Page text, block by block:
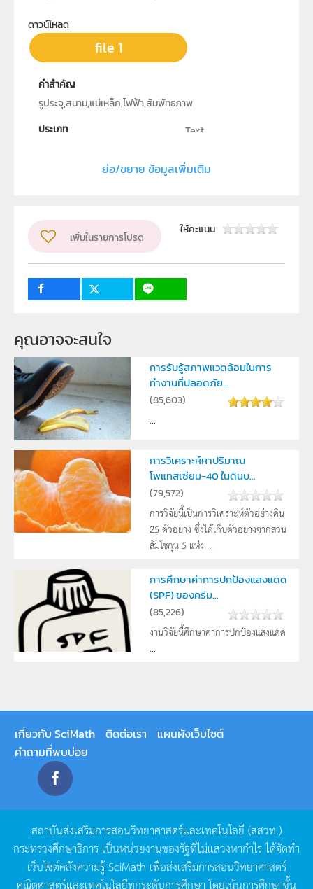
ดาวน์โหลด
file 1
คำสำคัญ
รูประจุ,สนาม,แม่เหล็ก,ไฟฟ้า,สัมพัทธภาพ
ประเภท
Text
สถาบันส่งเสริมการสอนวิทยาศาสตร์และเทคโนโลยี
กลุ่มเป้าหมาย
ครู, นักเรียน, บุคคลทั่วไป
ย่อ/ขยาย ข้อมูลเพิ่มเติม
เพิ่มในรายการโปรด
ให้คะแนน
คุณอาจจะสนใจ
การรับรู้สภาพแวดล้อมในการ
ทำงานที่ปลอดภัย...
(85,603)
...
การวิเคราะห์หาปริมาณ
โพแทสเซียม-40 ในดินบ...
(79,572)
การวิจัยนี้เป็นการวิเคราะห์ตัวอย่างดิน
25 ตัวอย่าง ซึ่งได้เก็บตัวอย่างจากสวน
ส้มโชกุน 5 แห่ง ...
การศึกษาค่าการปกป้องแสงแดด
(SPF) ของครีม...
(85,226)
งานวิจัยนี้ศึกษาค่าการปกป้องแสงแดด
...
เกี่ยวกับ SciMath ติดต่อเรา
แผนผังเว็บไซต์
คำถามที่พบบ่อย
สถาบันส่งเสริมการสอนวิทยาศาสตร์และเทคโนโลยี (สสวท.)
กระทรวงศึกษาธิการ เป็นหน่วยงานของรัฐที่ไม่แสวงหากำไรได้จัดทำ
เว็บไซต์คลังความรู้SciMath เพื่อส่งเสริมการสอนวิทยาศาสตร์
คณิตศาสตร์และเทคโนโลยีทุกระดับการศึกษา โดยเน้นการศึกษาขั้น